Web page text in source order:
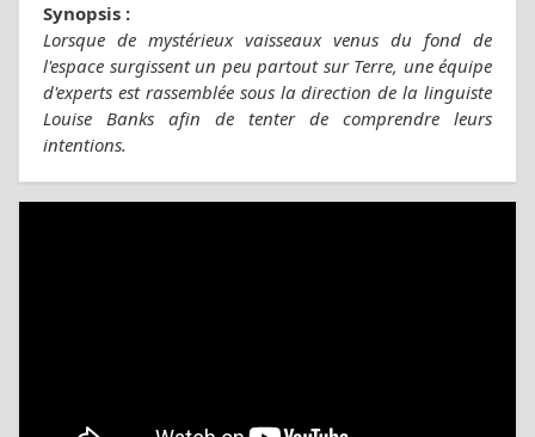
Synopsis :
Lorsque de mystérieux vaisseaux venus du fond de
l'espace surgissent un peu partout sur Terre, une équipe
d'experts est rassemblée sous la direction de la linguiste
Louise Banks afin de tenter de comprendre leurs
intentions.